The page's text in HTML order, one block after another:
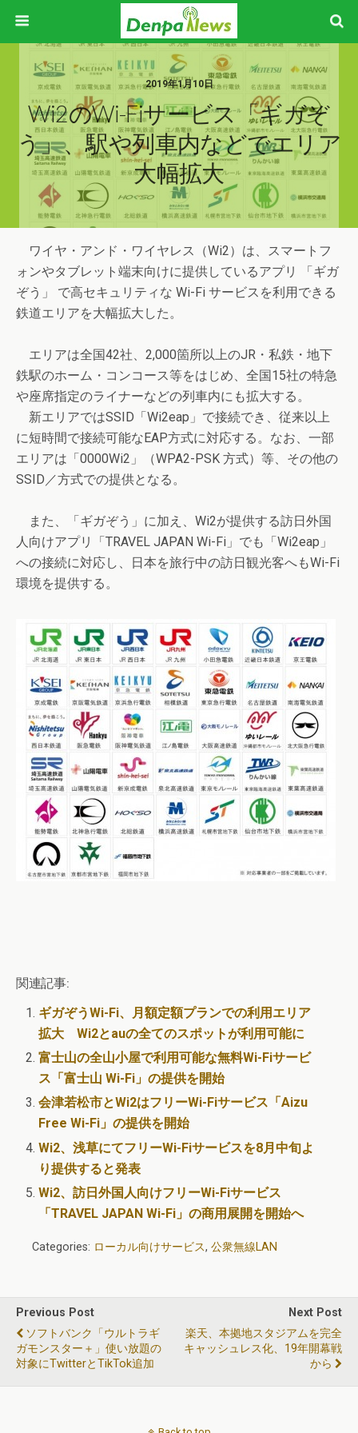
2019年1月10日
Wi2のWi-Fiサービス「ギガぞ
う」、駅や列車内などでエリア
大幅拡大
ワイヤ・アンド・ワイヤレス（Wi2）は、スマートフ
ォンやタブレット端末向けに提供しているアプリ 「ギガ
ぞう」 で高セキュリティな Wi-Fi サービスを利用できる
鉄道エリアを大幅拡大した。
エリアは全国42社、2,000箇所以上のJR・私鉄・地下
鉄駅のホーム・コンコース等をはじめ、全国15社の特急
や座席指定のライナーなどの列車内にも拡大する。
新エリアではSSID「Wi2eap」で接続でき、従来以上
に短時間で接続可能なEAP方式に対応する。なお、一部
エリアは「0000Wi2」（WPA2-PSK 方式）等、その他の
SSID／方式での提供となる。
また、「ギガぞう」に加え、Wi2が提供する訪日外国
人向けアプリ「TRAVEL JAPAN Wi-Fi」でも「Wi2eap」
への接続に対応し、日本を旅行中の訪日観光客へもWi-Fi
環境を提供する。
関連記事:
ギガぞうWi-Fi、月額定額プランでの利用エリア
拡大 Wi2とauの全てのスポットが利用可能に
富士山の全山小屋で利用可能な無料Wi-Fiサービ
ス「富士山 Wi-Fi」の提供を開始
会津若松市とWi2はフリーWi-Fiサービス「Aizu
Free Wi-Fi」の提供を開始
Wi2、浅草にてフリーWi-Fiサービスを8月中旬よ
り提供すると発表
Wi2、訪日外国人向けフリーWi-Fiサービス
「TRAVEL JAPAN Wi-Fi」の商用展開を開始へ
Categories: ローカル向けサービス, 公衆無線LAN
Previous Post
ソフトバンク「ウルトラギ
ガモンスター＋」使い放題の
対象にTwitterとTikTok追加
Next Post
楽天、本拠地スタジアムを完全
キャッシュレス化、19年開幕戦
から